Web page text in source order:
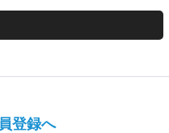
登録へ